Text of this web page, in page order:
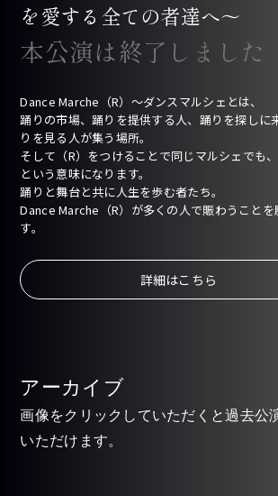
を愛する全ての者達へ〜
本公演は終了しました
Dance Marche（R）〜ダンスマルシェとは、
踊りの市場、踊りを提供する人、踊りを探しに
りを見る人が集う場所。
そして（R）をつけることで同じマルシェでも、
という意味になります。
踊りと舞台と共に人生を歩む者たち。
Dance Marche（R）が多くの人で賑わうことを
す。
詳細はこちら
アーカイブ
画像をクリックしていただくと過去公
いただけます。